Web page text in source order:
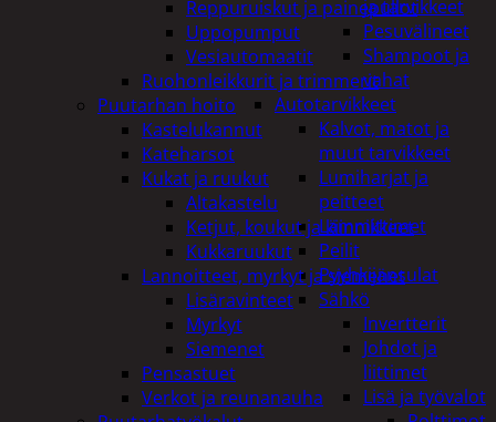
ja tarvikkeet
Pesuvälineet
Shampoot ja
vahat
Autotarvikkeet
Kalvot, matot ja
muut tarvikkeet
Lumiharjat ja
peitteet
Lämmittimet
Peilit
Pyyhkijänsulat
Sähkö
Invertterit
Johdot ja
liittimet
Lisä ja työvalot
Reppuruiskut ja painepullot
Uppopumput
Vesiautomaatit
Ruohonleikkurit ja trimmerit
Puutarhan hoito
Kastelukannut
Kateharsot
Kukat ja ruukut
Altakastelu
Ketjut, koukut ja kiinnikkeet
Kukkaruukut
Lannoitteet, myrkyt ja siemenet
Lisäravinteet
Myrkyt
Siemenet
Pensastuet
Verkot ja reunanauha